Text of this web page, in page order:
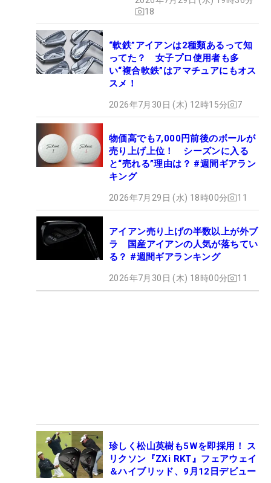
18
“軟鉄”アイアンは2種類あるって知
ってた？ 女子プロ使用者も多
い“複合軟鉄”はアマチュアにもオス
スメ！
2026年7月30日 (木) 12時15分 7
物価高でも7,000円前後のボールが
売り上げ上位！ シーズンに入る
と“売れる”理由は？ #週間ギアラン
キング
2026年7月29日 (水) 18時00分 11
アイアン売り上げの半数以上が外ブ
ラ 国産アイアンの人気が落ちてい
る？ #週間ギアランキング
2026年7月30日 (木) 18時00分 11
珍しく松山英樹も5Wを即採用！ ス
リクソン『ZXi RKT』フェアウェイ
＆ハイブリッド、9月12日デビュー